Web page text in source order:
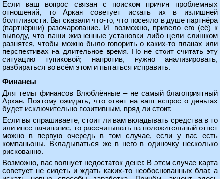
Если ваш вопрос связан с поиском причин проблемных
отношений, то Аркан советует искать их в излишней
болтливости. Вы сказали что-то, что посеяло в душе партнёра
(партнёрши) разочарование. И, возможно, привело его (её) к
выводу, что ваши жизненные установки либо цели слишком
разнятся, чтобы можно было говорить о каких-то планах или
перспективах на длительное время. Но не стоит считать эту
ситуацию тупиковой; напротив, нужно анализировать,
разбираться во всём этом и пытаться исправить.
Финансы
Для темы финансов Влюблённые – не самый благоприятный
Аркан. Поэтому ожидать, что ответ на ваш вопрос о деньгах
будет исключительно позитивным, вряд ли стоит.
Если вы спрашиваете, стоит ли вам вкладывать средства в то
или иное начинание, то рассчитывать на положительный ответ
можно в первую очередь в том случае, если у вас есть
компаньоны. Вкладываться же в него в одиночку несколько
рискованно.
Возможно, вас волнует недостаток денег. В этом случае карта
советует не сидеть и ждать каких-то необоснованных благ, а